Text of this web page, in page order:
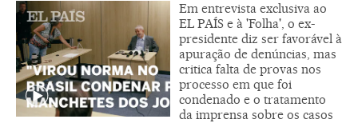
Em entrevista exclusiva ao
EL PAÍS e à 'Folha', o ex-
presidente diz ser favorável à
apuração de denúncias, mas
critica falta de provas nos
processo em que foi
condenado e o tratamento
da imprensa sobre os casos